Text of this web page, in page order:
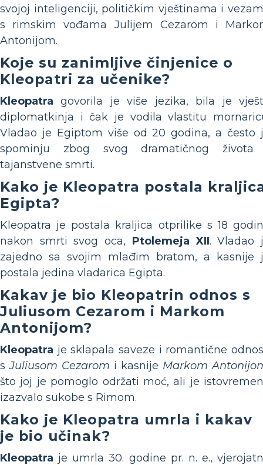
svojoj inteligenciji, političkim vještinama i
s rimskim vođama Julijem Cezarom i
Antonijom.
Koje su zanimljive činjenice o
Kleopatri za učenike?
Kleopatra govorila je više jezika, bila je
diplomatkinja i čak je vodila vlastitu
Vladao je Egiptom više od 20 godina, a često
spominju zbog svog dramatičnog
tajanstvene smrti.
Kako je Kleopatra postala
Egipta?
Kleopatra je postala kraljica otprilike s 18
nakon smrti svog oca, Ptolemeja XII. Vladao
zajedno sa svojim mlađim bratom, a kasnije
postala jedina vladarica Egipta.
Kakav je bio Kleopatrin odnos s
Juliusom Cezarom i Markom
Antonijom?
Kleopatra je sklapala saveze i romantične
sJuliusom Cezarom i kasnije Markom
što joj je pomoglo održati moć, ali je
izazvalo sukobe s Rimom.
Kako je Kleopatra umrla i kakav
je bio učinak?
Kleopatra je umrla 30. godine pr. n. e.,